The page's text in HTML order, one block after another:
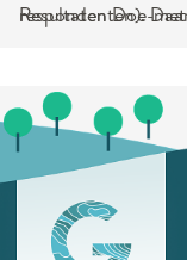
respondenten).
Resultaten Doe-